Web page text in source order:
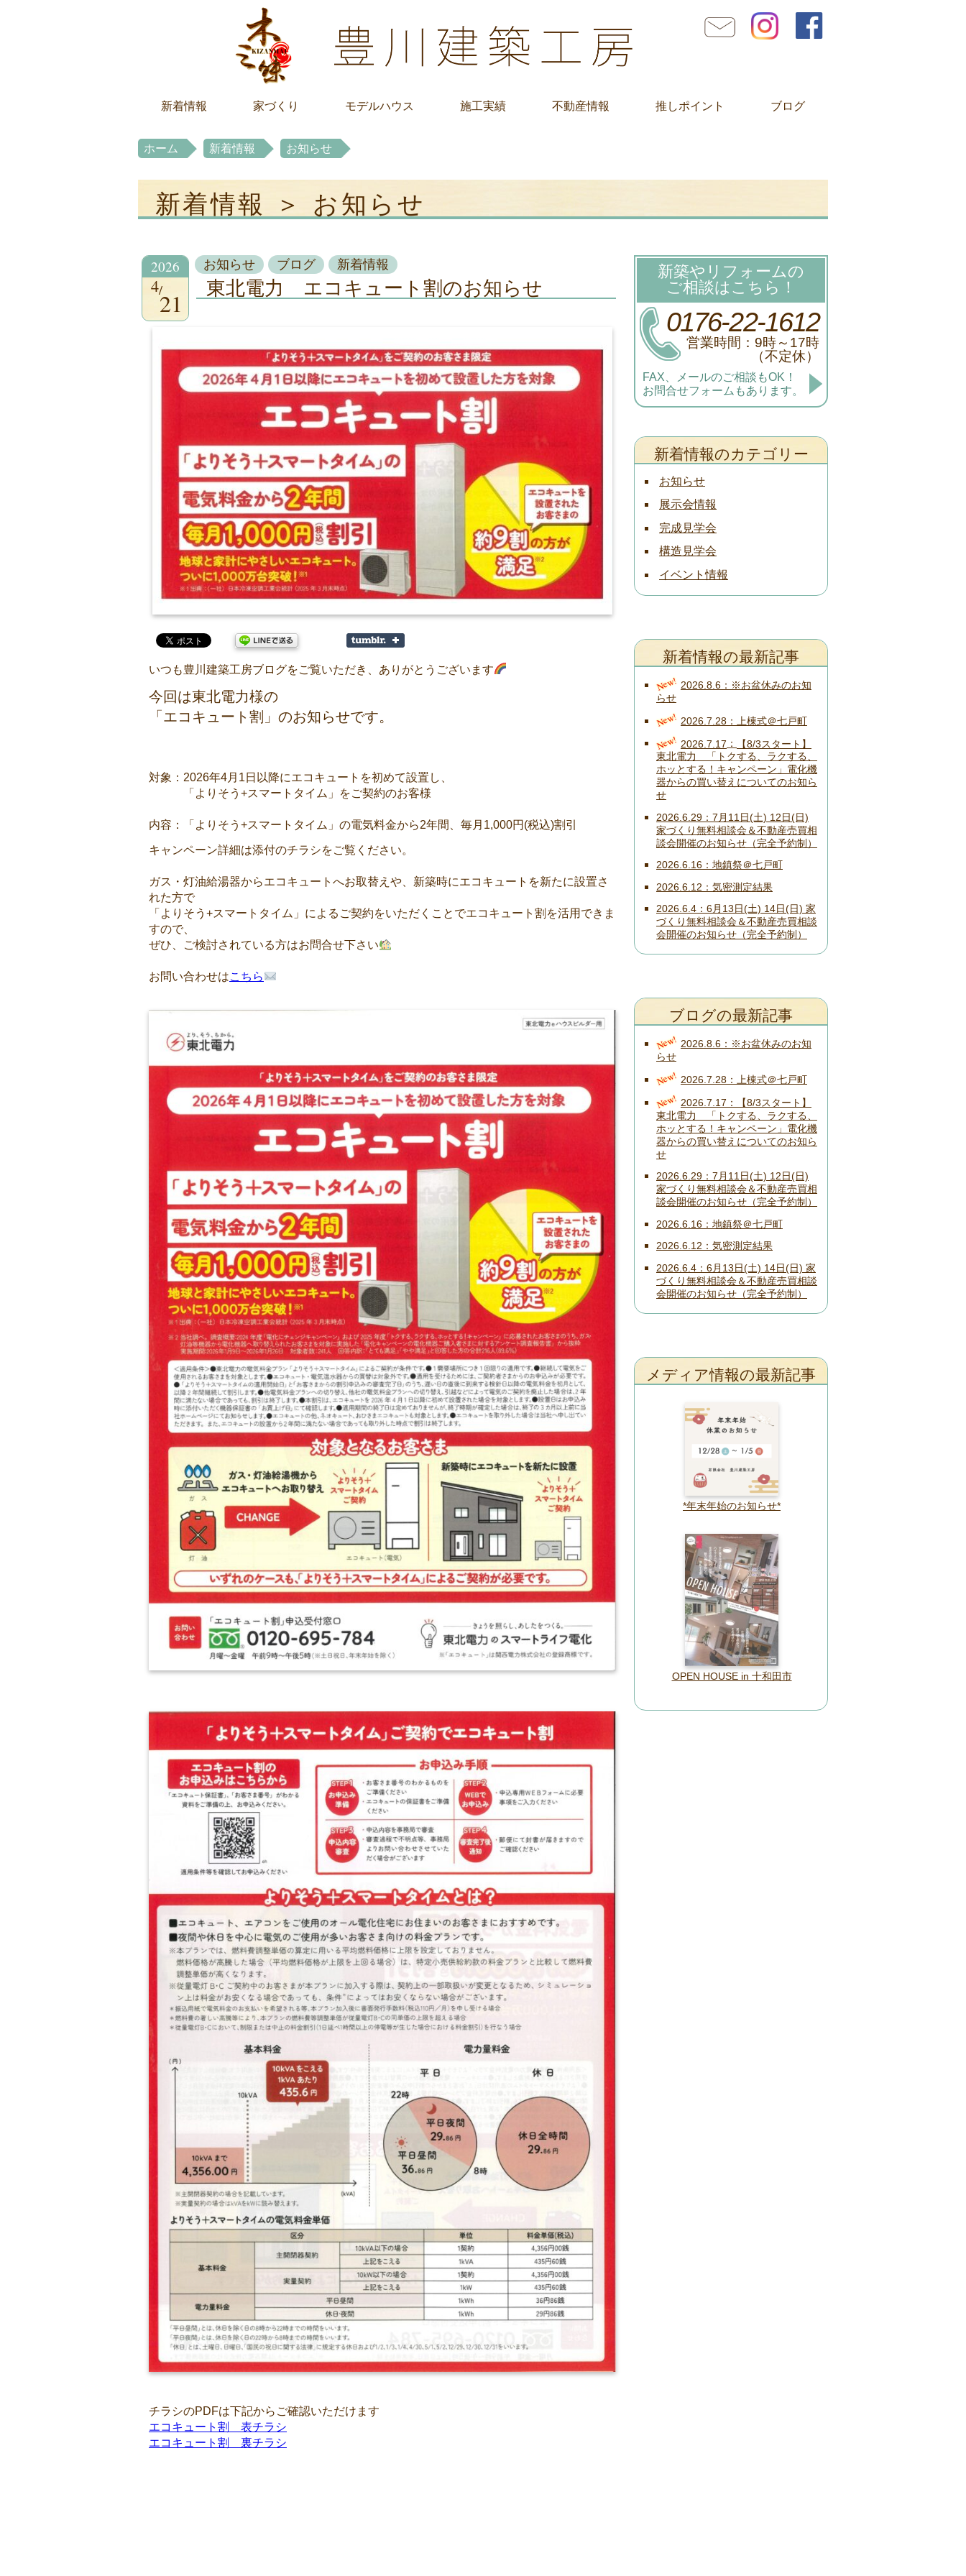
新着情報 家づくり モデルハウス 施工実績 不動産情報 推しポイント ブログ
ホーム 新着情報 お知らせ
新着情報 ＞ お知らせ
2026
4
21
お知らせ ブログ 新着情報
東北電力 エコキュート割のお知らせ
いつも豊川建築工房ブログをご覧いただき、ありがとうございます
今回は東北電力様の
「エコキュート割」のお知らせです。
対象：2026年4月1日以降にエコキュートを初めて設置し、
「よりそう+スマートタイム」をご契約のお客様
内容：「よりそう+スマートタイム」の電気料金から2年間、毎月1,000円(税込)割引
キャンペーン詳細は添付のチラシをご覧ください。
ガス・灯油給湯器からエコキュートへお取替えや、新築時にエコキュートを新たに設置さ
れた方で
「よりそう+スマートタイム」によるご契約をいただくことでエコキュート割を活用できま
すので、
ぜひ、ご検討されている方はお問合せ下さい
お問い合わせはこちら
チラシのPDFは下記からご確認いただけます
エコキュート割 表チラシ
エコキュート割 裏チラシ
新築やリフォームの
ご相談はこちら！
0176-22-1612
営業時間：9時～17時
（不定休）
FAX、メールのご相談もOK！
お問合せフォームもあります。
新着情報のカテゴリー
お知らせ
展示会情報
完成見学会
構造見学会
イベント情報
新着情報の最新記事
New! 2026.8.6
※お盆休みのお知
らせ
New! 2026.7.28 上棟式＠七戸町
New! 2026.7.17
【8/3スタート】
東北電力 「トクする、ラクする、
ホッとする！キャンペーン」電化機
器からの買い替えについてのお知ら
せ
2026.6.29
7月11日(土) 12日(日)
家づくり無料相談会＆不動産売買相
談会開催のお知らせ（完全予約制）
2026.6.16
地鎮祭＠七戸町
2026.6.12
気密測定結果
2026.6.4
6月13日(土) 14日(日) 家
づくり無料相談会＆不動産売買相談
会開催のお知らせ（完全予約制）
ブログの最新記事
New! 2026.8.6
※お盆休みのお知
らせ
New! 2026.7.28 上棟式＠七戸町
New! 2026.7.17
【8/3スタート】
東北電力 「トクする、ラクする、
ホッとする！キャンペーン」電化機
器からの買い替えについてのお知ら
せ
2026.6.29
7月11日(土) 12日(日)
家づくり無料相談会＆不動産売買相
談会開催のお知らせ（完全予約制）
2026.6.16
地鎮祭＠七戸町
2026.6.12
気密測定結果
2026.6.4
6月13日(土) 14日(日) 家
づくり無料相談会＆不動産売買相談
会開催のお知らせ（完全予約制）
メディア情報の最新記事
*年末年始のお知らせ*
OPEN HOUSE in 十和田市